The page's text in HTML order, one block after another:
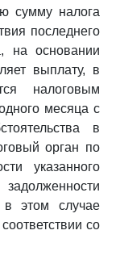
сумму налога
последнего
на основании
выплату, в
налоговым
месяца с
в
орган по
указанного
в этом случае
со